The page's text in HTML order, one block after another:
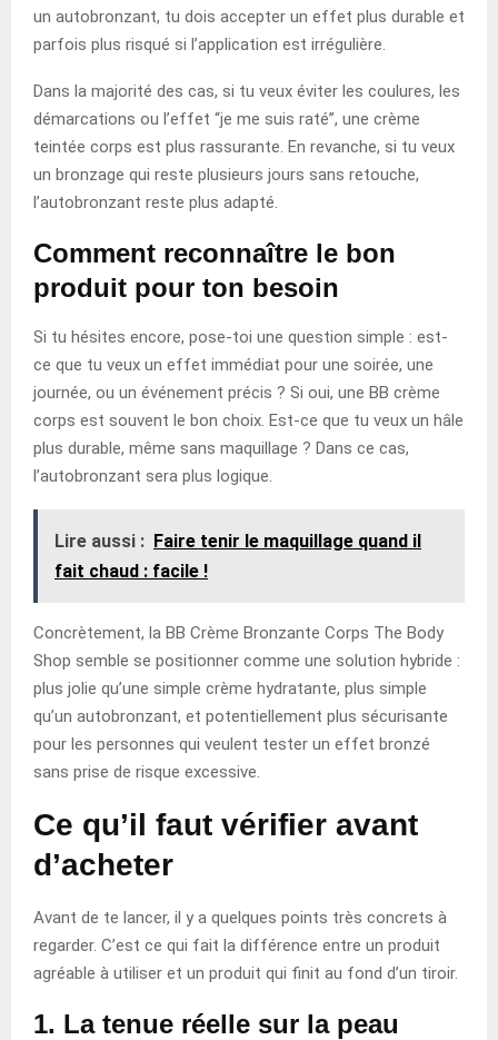
un autobronzant, tu dois accepter un effet plus durable et
parfois plus risqué si l’application est irrégulière.
Dans la majorité des cas, si tu veux éviter les coulures, les
démarcations ou l’effet “je me suis raté”, une crème
teintée corps est plus rassurante. En revanche, si tu veux
un bronzage qui reste plusieurs jours sans retouche,
l’autobronzant reste plus adapté.
Comment reconnaître le bon
produit pour ton besoin
Si tu hésites encore, pose-toi une question simple : est-
ce que tu veux un effet immédiat pour une soirée, une
journée, ou un événement précis ? Si oui, une BB crème
corps est souvent le bon choix. Est-ce que tu veux un hâle
plus durable, même sans maquillage ? Dans ce cas,
l’autobronzant sera plus logique.
Lire aussi : Faire tenir le maquillage quand il
fait chaud : facile !
Concrètement, la BB Crème Bronzante Corps The Body
Shop semble se positionner comme une solution hybride :
plus jolie qu’une simple crème hydratante, plus simple
qu’un autobronzant, et potentiellement plus sécurisante
pour les personnes qui veulent tester un effet bronzé
sans prise de risque excessive.
Ce qu’il faut vérifier avant
d’acheter
Avant de te lancer, il y a quelques points très concrets à
regarder. C’est ce qui fait la différence entre un produit
agréable à utiliser et un produit qui finit au fond d’un tiroir.
1. La tenue réelle sur la peau